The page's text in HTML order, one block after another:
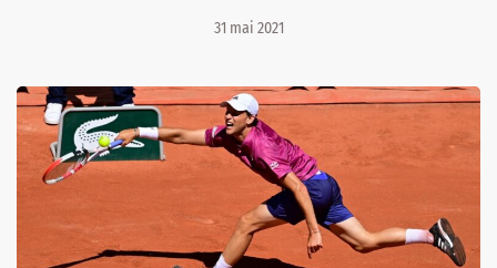
31 mai 2021